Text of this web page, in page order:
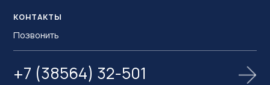
КОНТАКТЫ
Позвонить
+7 (38564) 32-501